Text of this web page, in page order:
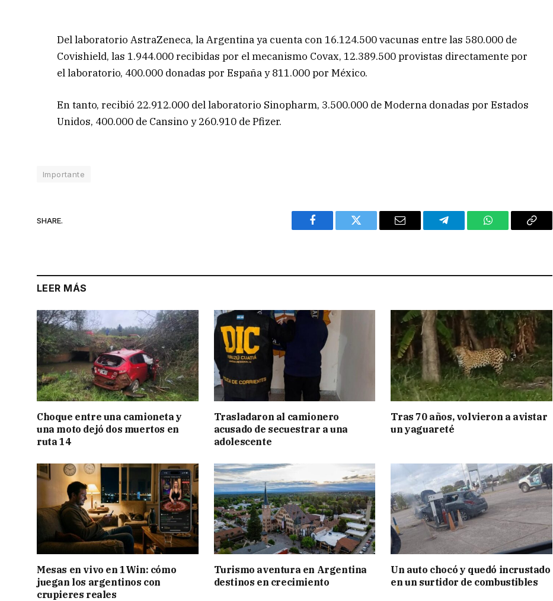
Del laboratorio AstraZeneca, la Argentina ya cuenta con 16.124.500 vacunas entre las 580.000 de
Covishield, las 1.944.000 recibidas por el mecanismo Covax, 12.389.500 provistas directamente por
el laboratorio, 400.000 donadas por España y 811.000 por México.
En tanto, recibió 22.912.000 del laboratorio Sinopharm, 3.500.000 de Moderna donadas por Estados
Unidos, 400.000 de Cansino y 260.910 de Pfizer.
Importante
SHARE.
Facebook Twitter Email Telegram WhatsAppCopy
LEER MÁS
Choque entre una camioneta y
una moto dejó dos muertos en
ruta 14
Trasladaron al camionero
acusado de secuestrar a una
adolescente
Tras 70 años, volvieron a avistar
un yaguareté
Mesas en vivo en 1Win: cómo
juegan los argentinos con
crupieres reales
Turismo aventura en Argentina
destinos en crecimiento
Un auto chocó y quedó incrustado
en un surtidor de combustibles